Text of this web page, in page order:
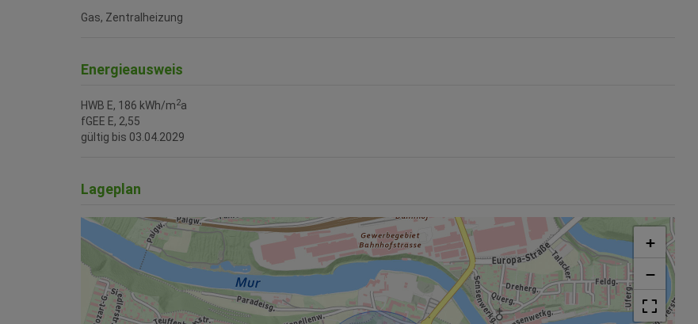
Gas Zentralheizung
Energieausweis
HWB E, 186 kWh/m2a
fGEE E, 2,55
gültig bis 03.04.2029
Lageplan
+
−